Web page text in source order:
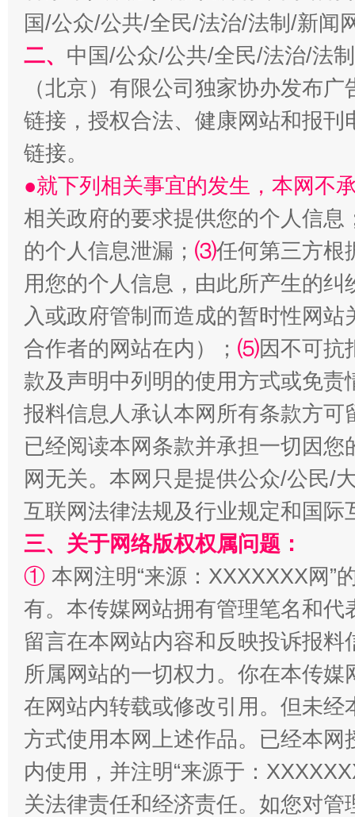
揭开“小金库”的免责幌子
受贿1.44亿！段成刚被判无期 从幼
全民健身五年计划来了！等你上场
阿坝州三大球赛在茂县开幕 规模
国/公众/公共/全民/法治/法制/新闻
二、 中国/公众/公共/全民/法治/法
（北京）有限公司独家协办发布
链接，授权合法、健康网站和报
链接。
●就下列相关事宜的发生，本网不
相关政府的要求提供您的个人信息
的个人信息泄漏； ⑶任何第三方根
用您的个人信息，由此所产生的纠
入或政府管制而造成的暂时性网
合作者的网站在内）； ⑸因不可抗
款及声明中列明的使用方式或免责
报料信息人承认本网所有条款方
已经阅读本网条款并承担一切因
网无关。本网只是提供公众/公民/
互联网法律法规及行业规定和国
三、关于网络版权权属问题：
① 本网注明“来源：XXXXXXX网”
有。本传媒网站拥有管理笔名和
留言在本网站内容和反映投诉报
所属网站的一切权力。你在本传
在网站内转载或修改引用。但未
方式使用本网上述作品。已经本
内使用，并注明“来源于：
关法律责任和经济责任。如您对